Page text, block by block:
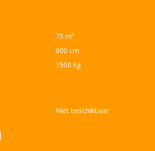
75 m²
600 cm
1500 kg
Niet beschikbaar